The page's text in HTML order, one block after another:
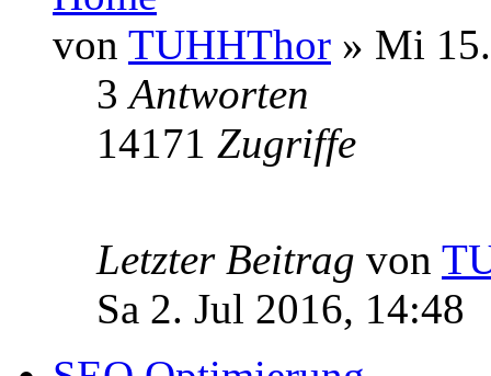
von TUHHThor » Mi
3Antworten
14171 Zugriffe
Letzter Beitrag von
Sa 2. Jul 2016, 14:48